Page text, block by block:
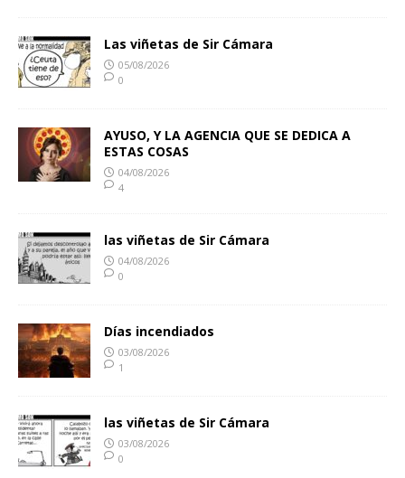
Las viñetas de Sir Cámara
05/08/2026
0
AYUSO, Y LA AGENCIA QUE SE DEDICA A
ESTAS COSAS
04/08/2026
4
las viñetas de Sir Cámara
04/08/2026
0
Días incendiados
03/08/2026
1
las viñetas de Sir Cámara
03/08/2026
0